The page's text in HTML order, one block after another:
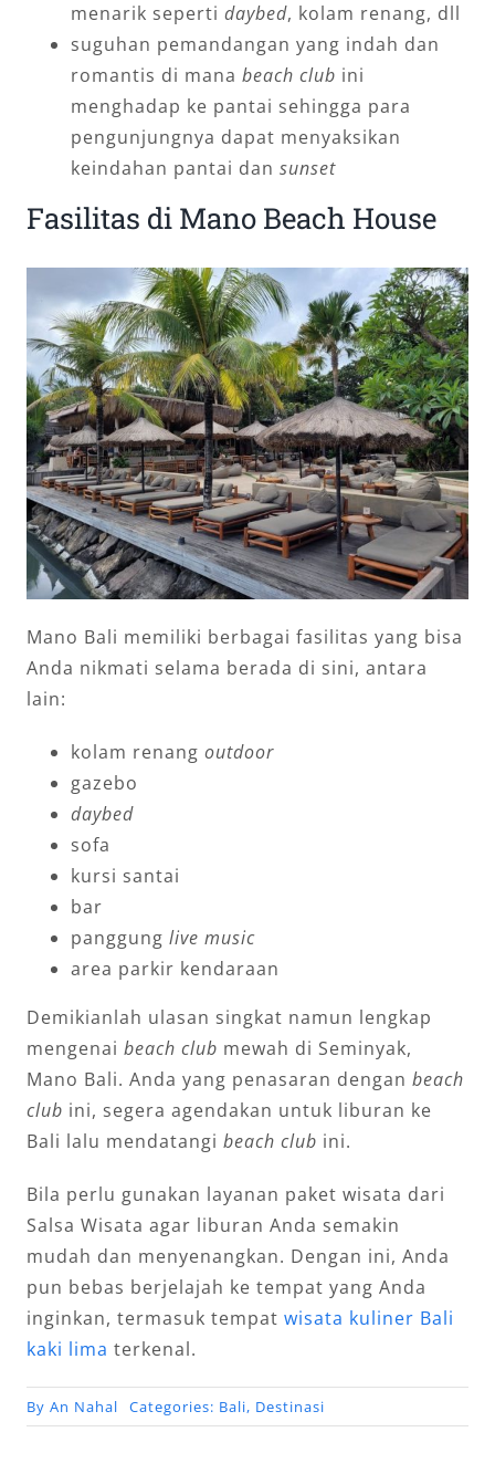
menarik seperti daybed, kolam renang, dll
suguhan pemandangan yang indah dan
romantis di mana beach club ini
menghadap ke pantai sehingga para
pengunjungnya dapat menyaksikan
keindahan pantai dan sunset
Fasilitas di Mano Beach House
Mano Bali memiliki berbagai fasilitas yang bisa
Anda nikmati selama berada di sini, antara
lain:
kolam renang outdoor
gazebo
daybed
sofa
kursi santai
bar
panggung live music
area parkir kendaraan
Demikianlah ulasan singkat namun lengkap
mengenai beach club mewah di Seminyak,
Mano Bali. Anda yang penasaran dengan beach
club ini, segera agendakan untuk liburan ke
Bali lalu mendatangi beach club ini.
Bila perlu gunakan layanan paket wisata dari
Salsa Wisata agar liburan Anda semakin
mudah dan menyenangkan. Dengan ini, Anda
pun bebas berjelajah ke tempat yang Anda
inginkan, termasuk tempat wisata kuliner Bali
kaki lima terkenal.
By An Nahal Categories: Bali, Destinasi